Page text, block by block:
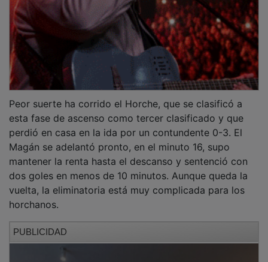
esta fase de ascenso como tercer clasificado y que
perdió en casa en la ida por un contundente 0-3. El
Magán se adelantó pronto, en el minuto 16, supo
mantener la renta hasta el descanso y sentenció con
dos goles en menos de 10 minutos. Aunque queda la
vuelta, la eliminatoria está muy complicada para los
horchanos.